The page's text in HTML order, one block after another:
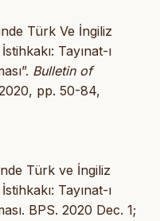
Türk Ve İngiliz
Tayınat-ı
Bulletin of
pp. 50-84,
Türk ve İngiliz
Tayınat-ı
BPS. 2020 Dec. 1;